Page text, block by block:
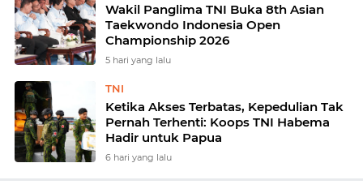
Wakil Panglima TNI Buka 8th Asian
Taekwondo Indonesia Open
Championship 2026
5 hari yang lalu
TNI
Ketika Akses Terbatas, Kepedulian Tak
Pernah Terhenti: Koops TNI Habema
Hadir untuk Papua
6 hari yang lalu